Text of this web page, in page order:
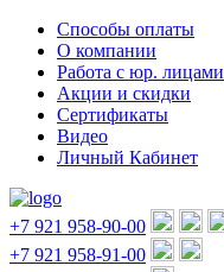
Способы оплаты
О компании
Работа с юр. лицами
Акции и скидки
Сертификаты
Видео
Личный Кабинет
+7 921 958-90-00
+7 921 958-91-00